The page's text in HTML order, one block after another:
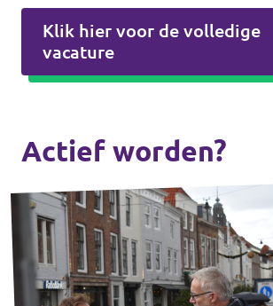
Klik hier voor de volledige
vacature
Actief worden?